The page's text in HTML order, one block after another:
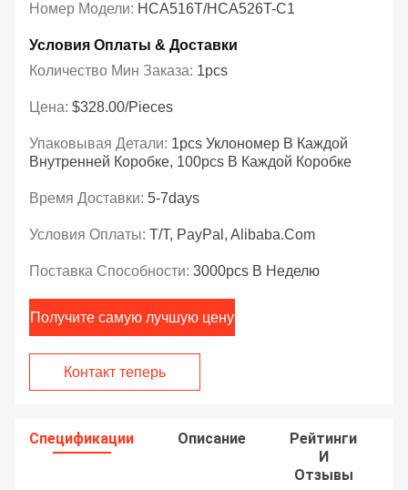
Номер Модели: HCA516T/HCA526T-C1
Условия Оплаты & Доставки
Количество Мин Заказа: 1pcs
Цена: $328.00/Pieces
Упаковывая Детали: 1pcs Уклономер В Каждой
Внутренней Коробке, 100pcs В Каждой Коробке
Время Доставки: 5-7days
Условия Оплаты: T/T, PayPal, Alibaba.com
Поставка Способности: 3000pcs В Неделю
Получите самую лучшую цену
Контакт теперь
Спецификации Описание
Рейтинги
И
Отзывы